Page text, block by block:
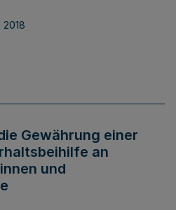
2018
Gewährung einer
an
und